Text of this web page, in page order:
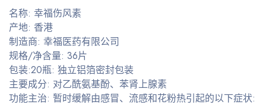
名称: 幸福伤风素
产地: 香港
制造商: 幸福医药有限公司
规格/净含量: 36片
包装:20瓶: 独立铝箔密封包装
主要成分: 对乙酰氨基酚、苯肾上腺素
功能主治: 暂时缓解由感冒、流感和花粉热引起的以下症状: